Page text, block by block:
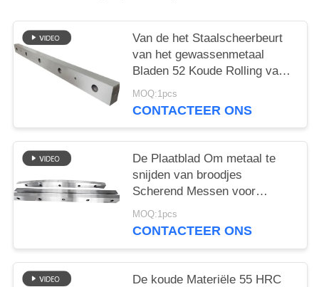
Van de het Staalscheerbeurt
van het gewassenmetaal
Bladen 52 Koude Rolling van
HRC voor het Inleggen van
Lijnworkshop
MOQ:1pcs
CONTACTEER ONS
De Plaatblad Om metaal te
snijden van broodjes
Scherend Messen voor
Automatische Scheurende
Machine
MOQ:1pcs
CONTACTEER ONS
De koude Materiële 55 HRC